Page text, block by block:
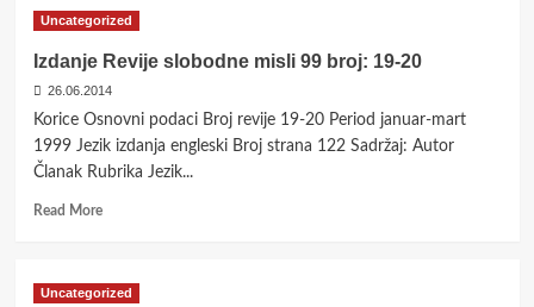
Revije
misli
99
broj:
21-
22
Uncategorized
Izdanje Revije slobodne misli 99 broj: 19-20
26.06.2014
Korice Osnovni podaci Broj revije 19-20 Period januar-mart
1999 Jezik izdanja engleski Broj strana 122 Sadržaj: Autor
Članak Rubrika Jezik...
Read MoreRead
Revije
Uncategorized